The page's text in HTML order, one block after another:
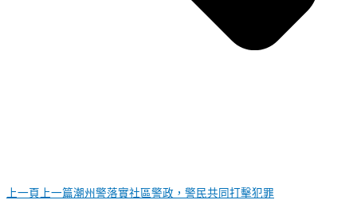
上一頁 上一篇潮州警落實社區警政，警民共同打擊犯罪